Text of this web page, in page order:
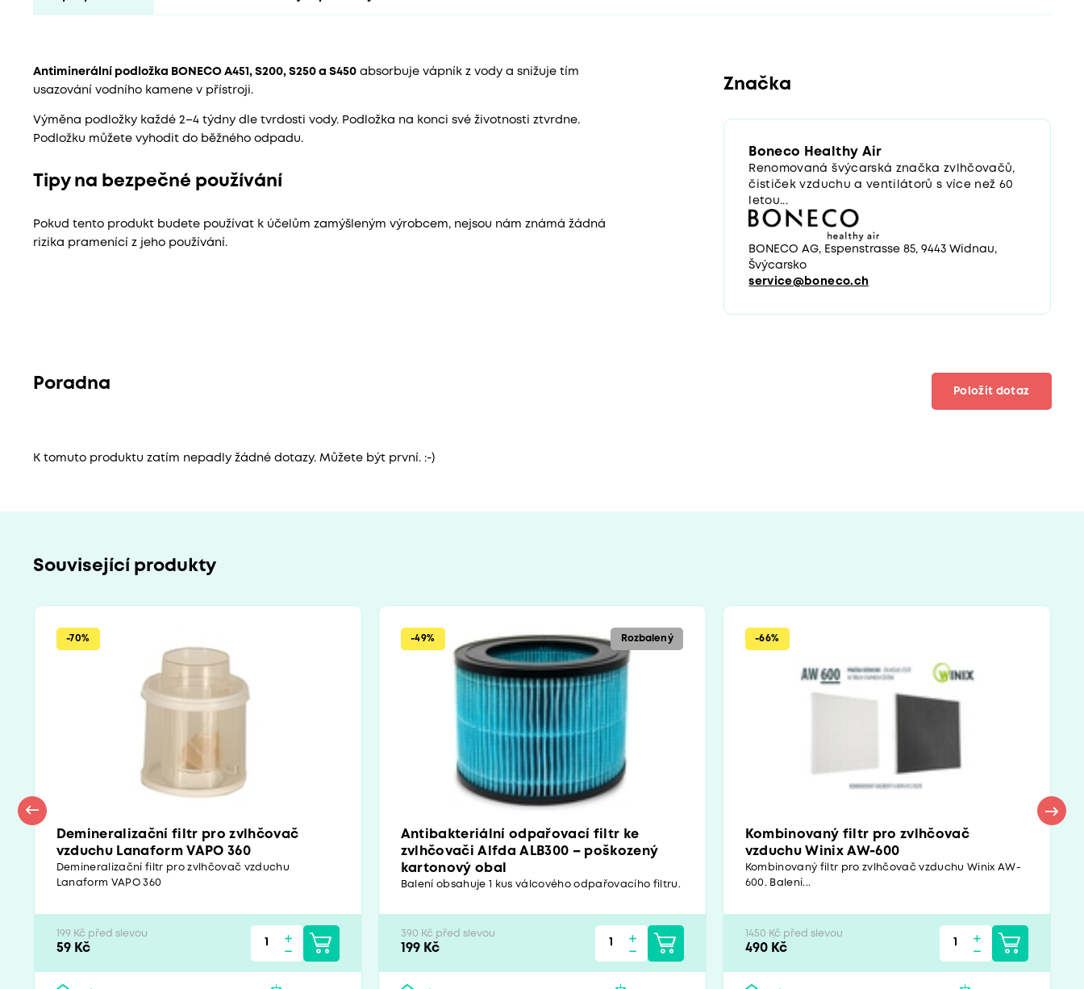
Antiminerální podložka BONECO A451, S200, S250 a S450absorbuje vápník z vody a snižuje tím
usazování vodního kamene v přístroji.
Výměna podložky každé 2–4 týdny dle tvrdosti vody. Podložka na konci své životnosti ztvrdne.
Podložku můžete vyhodit do běžného odpadu.
Tipy na bezpečné používání
Pokud tento produkt budete používat k účelům zamýšleným výrobcem, nejsou nám známá žádná
rizika pramenící z jeho používání.
Značka
Boneco Healthy Air
Renomovaná švýcarská značka zvlhčovačů,
čističek vzduchu a ventilátorů s více než 60
letou...
BONECO AG, Espenstrasse 85, 9443 Widnau,
Švýcarsko
service@boneco.ch
Poradna Položit dotaz
K tomuto produktu zatím nepadly žádné dotazy. Můžete být první. :-)
Související produkty
-70%
Demineralizační filtr pro zvlhčovač
vzduchu Lanaform VAPO 360
Demineralizační filtr pro zvlhčovač vzduchu
Lanaform VAPO 360
199 Kč před slevou
59 Kč
Rozbalený
-49%
Antibakteriální odpařovací filtr ke
zvlhčovači Alfda ALB300 – poškozený
kartonový obal
Balení obsahuje 1 kus válcového odpařovacího filtru.
390 Kč před slevou
199 Kč
-66%
Kombinovaný filtr pro zvlhčovač
vzduchu Winix AW-600
Kombinovaný filtr pro zvlhčovač vzduchu Winix AW-
600. Balení...
1450 Kč před slevou
490 Kč